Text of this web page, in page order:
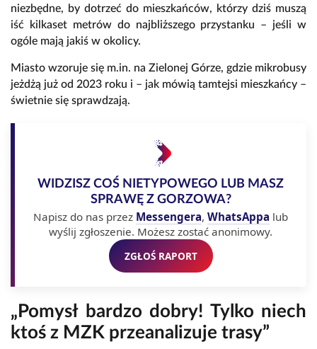
niezbędne, by dotrzeć do mieszkańców, którzy dziś muszą
iść kilkaset metrów do najbliższego przystanku – jeśli w
ogóle mają jakiś w okolicy.
Miasto wzoruje się m.in. na Zielonej Górze, gdzie mikrobusy
jeżdżą już od 2023 roku i – jak mówią tamtejsi mieszkańcy –
świetnie się sprawdzają.
WIDZISZ COŚ NIETYPOWEGO LUB MASZ
SPRAWĘ Z GORZOWA?
Napisz do nas przez Messengera, WhatsAppa lub
wyślij zgłoszenie. Możesz zostać anonimowy.
ZGŁOŚ RAPORT
„Pomysł bardzo dobry! Tylko niech
ktoś z MZK przeanalizuje trasy”